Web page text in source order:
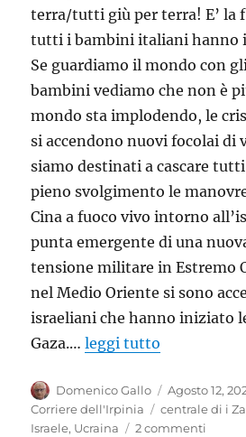
terra/tutti giù per terra! E’ la
tutti i bambini italiani hanno
Se guardiamo il mondo con
bambini vediamo che non è
mondo sta implodendo, le
si accendono nuovi focolai di
siamo destinati a cascare
pieno svolgimento le
Cina a fuoco vivo intorno
punta emergente di una
tensione militare in Estremo
nel Medio Oriente si sono
israeliani che hanno iniziato
Gaza.…leggi tutto
Autore
Domenico Gallo
Pubblicato
il
Agosto 12,
Corriere dell'Irpinia
Tag
centrale di i
Israele, Ucraina 2 commenti